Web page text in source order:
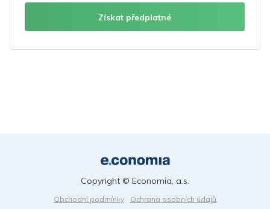
Získat předplatné
Obchodní podmínky
Ochrana osobních údajů
Copyright © Economia, a.s.